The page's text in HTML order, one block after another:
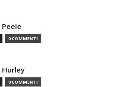
0 COMMENTI
0 COMMENTI